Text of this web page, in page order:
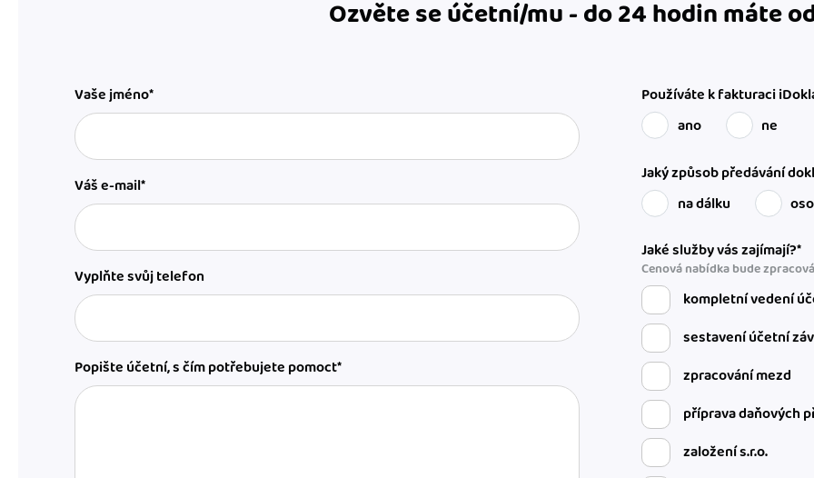
Ozvěte se účetní/mu - do 24 hodin máte
Vaše jméno*
Váš e-mail*
Vyplňte svůj telefon
Popište účetní, s čím potřebujete pomoct*
Používáte k fakturaci
ano
ne
Jaký způsob předávání
na dálku
Jaké služby vás zajímají?*
Cenová nabídka bude
kompletní vedení
sestavení účetní
zpracování mezd
příprava daňových
založení s.r.o.